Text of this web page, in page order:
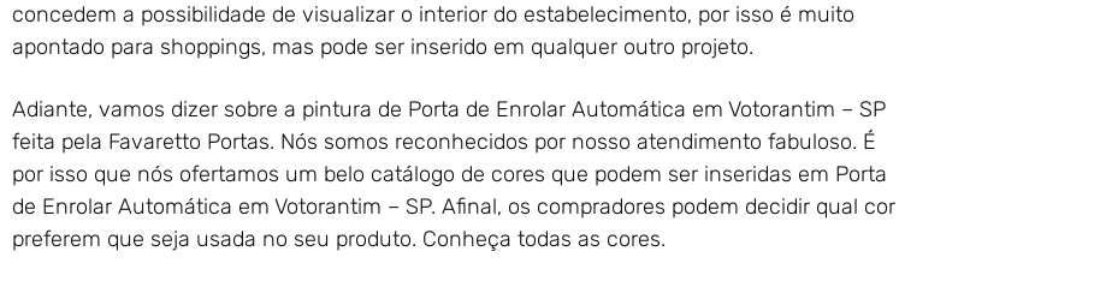
concedem a possibilidade de visualizar o interior do estabelecimento, por isso é muito
apontado para shoppings, mas pode ser inserido em qualquer outro projeto.
Adiante, vamos dizer sobre a pintura de Porta de Enrolar Automática em Votorantim – SP
feita pela Favaretto Portas. Nós somos reconhecidos por nosso atendimento fabuloso. É
por isso que nós ofertamos um belo catálogo de cores que podem ser inseridas em Porta
de Enrolar Automática em Votorantim – SP. Afinal, os compradores podem decidir qual cor
preferem que seja usada no seu produto. Conheça todas as cores.